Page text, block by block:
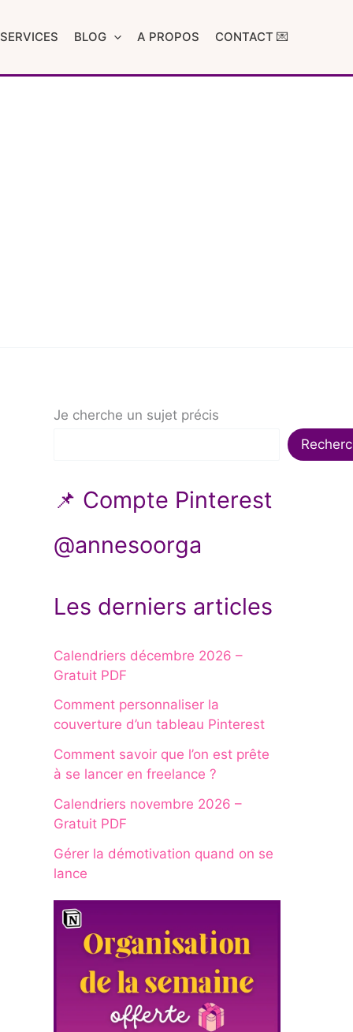
SERVICES BLOG A PROPOS CONTACT 💌
Je cherche un sujet précis
📌 Compte Pinterest
@annesoorga
Les derniers articles
Calendriers décembre 2026 –
Gratuit PDF
Comment personnaliser la
couverture d’un tableau Pinterest
Comment savoir que l’on est prête
à se lancer en freelance ?
Calendriers novembre 2026 –
Gratuit PDF
Gérer la démotivation quand on se
lance